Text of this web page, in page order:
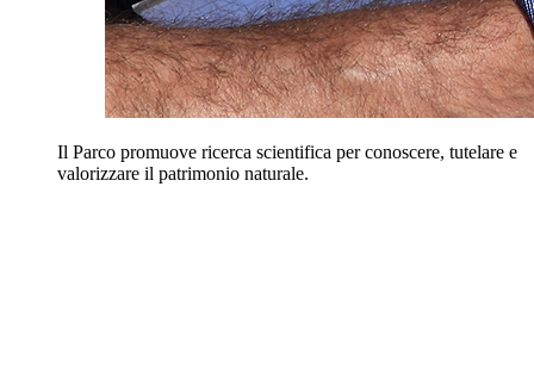
Il Parco promuove ricerca scientifica per conoscere, tutelare e
valorizzare il patrimonio naturale.